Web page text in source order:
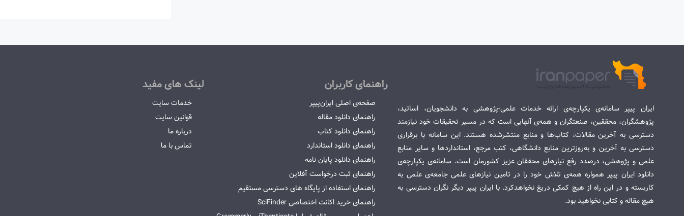
ایران پیپر سامانه‌ی یکپارچه‌ی ارائه خدمات علمی-پژوهشی به دانشجویان، اساتید،
پژوهشگران، محققین، صنعتگران و همه‌ی آنهایی است که در مسیر تحقیقات خود نیازمند
دسترسی به آخرین مقالات، کتاب‌ها و منابع منتشرشده هستند. این سامانه با برقراری
دسترسی به آخرین و به‌روزترین منابع دانشگاهی، کتب مرجع، استانداردها و سایر منابع
علمی و پژوهشی، درصدد رفع نیازهای محققان عزیز کشورمان است. سامانه‌ی یکپارچه‌ی
دانلود ایران پیپر همواره همه‌ی تلاش خود را در تامین نیازهای علمی جامعه‌ی علمی به
کاربسته و در این راه از هیچ کمکی دریغ نخواهدکرد. با ایران پیپر دیگر نگران دسترسی به
هیچ مقاله و کتابی نخواهید بود.
راهنمای کاربران
صفحه‌ی اصلی ایران‌پیپر
راهنمای دانلود مقاله
راهنمای دانلود کتاب
راهنمای دانلود استاندارد
راهنمای دانلود پایان نامه
راهنمای ثبت درخواست آفلاین
راهنمای استفاده از پایگاه های دسترسی مستقیم
راهنمای خرید اکانت اختصاصی SciFinder
لینک های مفید
خدمات سایت
قوانین سایت
درباره ما
تماس با ما